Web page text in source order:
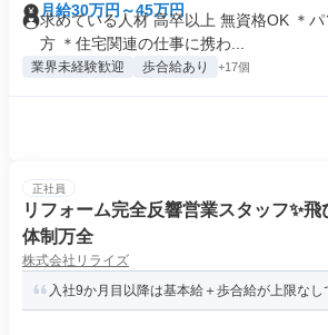
月給30万円～45万円
求めている人材 高卒以上 無資格OK ＊
方 ＊住宅関連の仕事に携わ...
業界未経験歓迎 歩合給あり +17個
正社員
リフォーム完全反響営業スタッフ✨飛
体制万全
株式会社リライズ
入社9か月目以降は基本給＋歩合給が上限な